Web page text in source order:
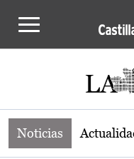
Noticias de la
Noticias